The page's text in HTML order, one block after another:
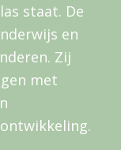
staat. De
en
Zij
met